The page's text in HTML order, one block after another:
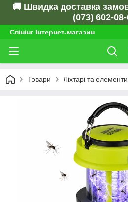
🚚 Швидка доставка
(073) 602-
Спінінг Інтернет-магазин
Товари Ліхтарі та